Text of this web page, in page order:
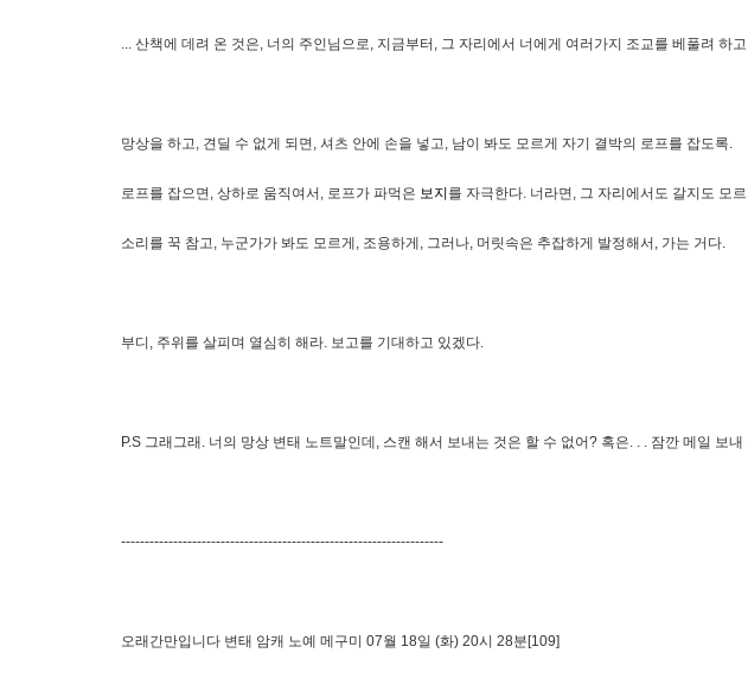
... 산책에 데려 온 것은, 너의 주인님으로, 지금부터, 그 자리에서 너에게 여러가지 조교를 베풀려 하
망상을 하고, 견딜 수 없게 되면, 셔츠 안에 손을 넣고, 남이 봐도 모르게 자기 결박의 로프를 잡도록.
로프를 잡으면, 상하로 움직여서, 로프가 파먹은 보지 를 자극한다. 너라면, 그 자리에서도 갈지도 모
소리를 꾹 참고, 누군가가 봐도 모르게, 조용하게, 그러나, 머릿속은 추잡하게 발정해서, 가는 거다.
부디, 주위를 살피며 열심히 해라. 보고를 기대하고 있겠다.
P.S 그래그래. 너의 망상 변태 노트말인데, 스캔 해서 보내는 것은 할 수 없어? 혹은. . . 잠깐 메일 보
--------------------------------------------------------------------
오래간만입니다 변태 암캐 노예 메구미 07월 18일 (화) 20시 28분[109]